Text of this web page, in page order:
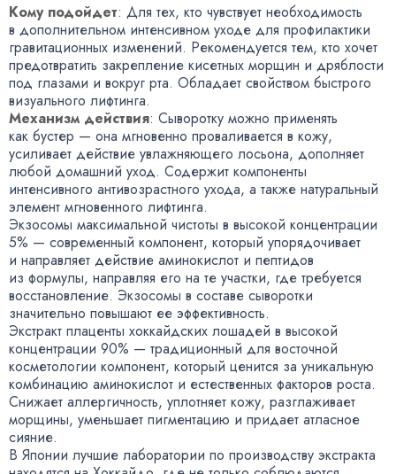
Кому подойдет: Для тех, кто чувствует необходимость
в дополнительном интенсивном уходе для профилактики
гравитационных изменений. Рекомендуется тем, кто хочет
предотвратить закрепление кисетных морщин и дряблости
под глазами и вокруг рта. Обладает свойством быстрого
визуального лифтинга.
Механизм действия: Сыворотку можно применять
как бустер — она мгновенно проваливается в кожу,
усиливает действие увлажняющего лосьона, дополняет
любой домашний уход. Содержит компоненты
интенсивного антивозрастного ухода, а также натуральный
элемент мгновенного лифтинга.
Экзосомы максимальной чистоты в высокой концентрации
5% — современный компонент, который упорядочивает
и направляет действие аминокислот и пептидов
из формулы, направляя его на те участки, где требуется
восстановление. Экзосомы в составе сыворотки
значительно повышают ее эффективность.
Экстракт плаценты хоккайдских лошадей в высокой
концентрации 90% — традиционный для восточной
косметологии компонент, который ценится за уникальную
комбинацию аминокислот и естественных факторов роста.
Снижает аллергичность, уплотняет кожу, разглаживает
морщины, уменьшает пигментацию и придает атласное
сияние.
В Японии лучшие лаборатории по производству экстракта